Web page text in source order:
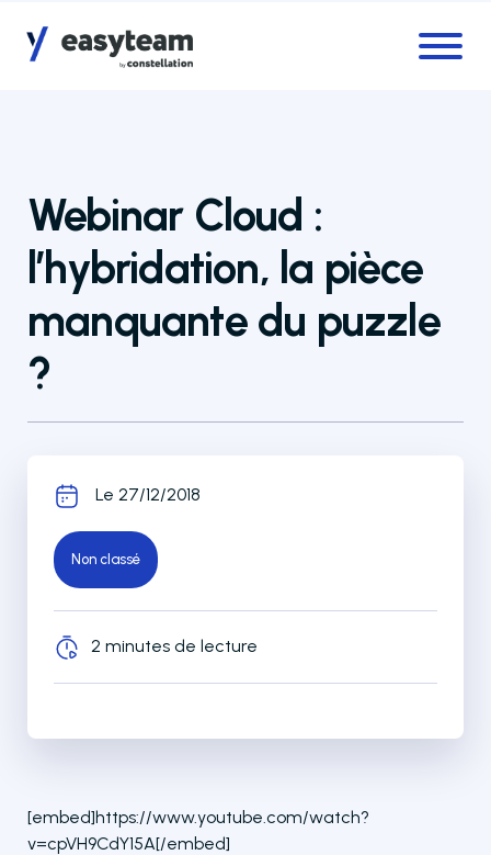
Webinar Cloud :
l’hybridation, la pièce
manquante du puzzle
?
Le 27/12/2018
Non classé
2 minutes de lecture
[embed]https://www.youtube.com/watch?
v=cpVH9CdY15A[/embed]